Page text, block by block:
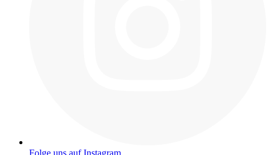
Folge uns auf Instagram